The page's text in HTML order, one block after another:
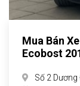
Mua Bán
Ecobost
Số 2 Dương